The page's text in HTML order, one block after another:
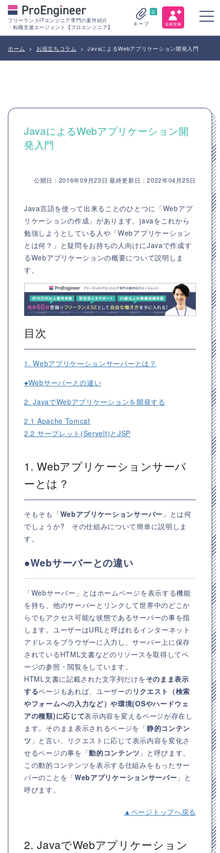
フリーランスITエンジニア専門の案件紹介
・転職支援エージェント【プロエンジニア】
0
キープ
ホーム > お役立ちコラム > JavaによるWebアプリケーション開発入門
JavaによるWebアプリケーション開
発入門
公開日：2016年09月23日 最終更新日：2022年04月25日
Java言語を使って出来ることのひとつに「Webアプ
リケーションの作成」があります。javaをこれから
勉強しようとしている人や「Webアプリケーション
とは何？」と疑問をお持ちの人向けにJavaで作成す
るWebアプリケーションの概要について説明しま
す。
目次
1. Webアプリケーションサーバーとは？
●Webサーバーとの違い
2. JavaでWebアプリケーションを開発する
2.1 Apache Tomcat
2.2 サーブレット(Servelt)とJSP
1. Webアプリケーションサーバ
ーとは？
そもそも「Webアプリケーションサーバー 」とは何
でしょうか? その仕組みについて簡単に説明しま
す。
●Webサーバーとの違い
「Webサーバー」とはホームページを表示する機能
を持ち、他のサーバーとリンクして世界中のどこか
らでもアクセス可能な状態であるサーバーの事を指
します。ユーザーはURLと呼ばれるインターネット
アドレスをブラウザーに入力し、サーバー上に保存
されているHTML文書などのリソースを取得してペ
ージの参照・閲覧をしています。
HTML文書に記載された文字列だけをそのまま表示
するページもあれば、ユーザーの リクエスト（検索
やフォームへの入力など）や環境(OSやハードウェ
アの種類)に応じて表示内容を変えるページが存在し
ます。そのまま表示されるページを「静的コンテン
ツ 」と言い、リクエストに応じて表示内容を変化さ
せるページの事を「動的コンテンツ 」と呼びます。
この動的コンテンツを表示する仕組みをもったサー
バーのことを「Webアプリケーションサーバー 」と
呼びます。
▲ページトップへ戻る
2. JavaでWebアプリケーション